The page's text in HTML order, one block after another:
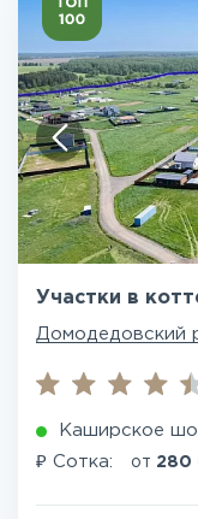
Участки в
Домодедовский
Каширское
₽ Сотка: от 280